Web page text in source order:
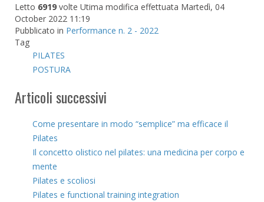
Letto 6919 volte Utima modifica effettuata Martedì, 04
October 2022 11:19
Pubblicato in Performance n. 2 - 2022
Tag
PILATES
POSTURA
Articoli successivi
Come presentare in modo “semplice” ma efficace il
Pilates
Il concetto olistico nel pilates: una medicina per corpo e
mente
Pilates e scoliosi
Pilates e functional training integration